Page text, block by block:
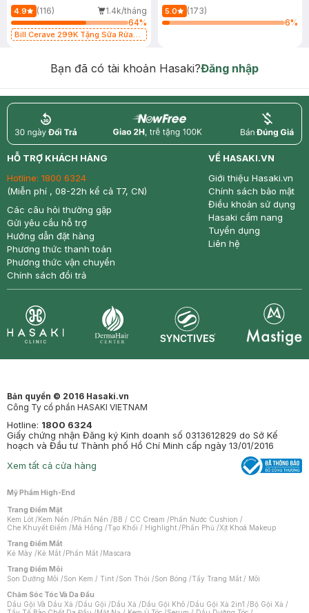
473ml
4.9 (116)
1.4k/tháng
64%
Bill Cerave 299K Tặng Sữa Rửa
150ml
5.0
(173)
6%
Bạn đã có tài khoản Hasaki?Đăng nhập
return nowfree price
HỖ TRỢ KHÁCH HÀNG
Hotline: 1800 6324
(Miễn phí , 08-22h kể cả T7, CN)
Các câu hỏi thường gặp
Gửi yêu cầu hỗ trợ
Hướng dẫn đặt hàng
Phương thức thanh toán
Phương thức vận chuyển
Chính sách đổi trả
VỀ HASAKI.VN
Giới thiệu Hasaki.vn
Chính sách bảo mật
Điều khoản sử dụng
Hasaki cẩm nang
Tuyển dụng
Liên hệ
Bản quyền © 2016 Hasaki.vn
Công Ty cổ phần HASAKI VIETNAM
Hotline: 1800 6324
Giấy chứng nhận Đăng ký Kinh doanh số 0313612829 do Sở Kế
hoạch và Đầu tư Thành phố Hồ Chí Minh cấp ngày 13/01/2016
Xem tất cả cửa hàng
Mỹ Phẩm High-End
Trang Điểm Mặt
Kem Lót /Kem Nền /Phấn Nền /BB / CC Cream /Phấn Nước Cushion /
Che Khuyết Điểm /Má Hồng /Tạo Khối / Highlight /Phấn Phủ /Xịt Khoá Makeup
Trang Điểm Mắt
Kẻ Mày /Kẻ Mắt /Phấn Mắt /Mascara
Trang Điểm Môi
Son Dưỡng Môi /Son Kem / Tint /Son Thỏi /Son Bóng /Tẩy Trang Mắt / Môi
Chăm Sóc Tóc Và Da Đầu
Dầu Gội Và Dầu Xả /Dầu Gội /Dầu Xả /Dầu Gội Khô /Dầu Gội Xả 2in1 /Bộ Gội Xả /